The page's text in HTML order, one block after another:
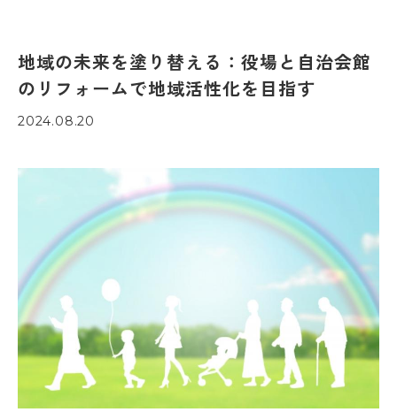
地域の未来を塗り替える：役場と自治会館
のリフォームで地域活性化を目指す
2024.08.20